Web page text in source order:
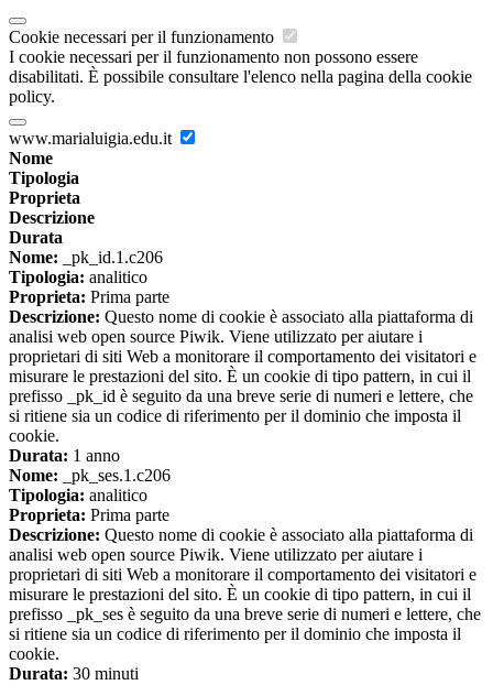
Cookie necessari per il funzionamento
I cookie necessari per il funzionamento non possono essere
disabilitati. È possibile consultare l'elenco nella pagina della cookie
policy.
www.marialuigia.edu.it
Nome
Tipologia
Proprieta
Descrizione
Durata
Nome: _pk_id.1.c206
Tipologia: analitico
Proprieta: Prima parte
Descrizione: Questo nome di cookie è associato alla piattaforma di
analisi web open source Piwik. Viene utilizzato per aiutare i
proprietari di siti Web a monitorare il comportamento dei visitatori e
misurare le prestazioni del sito. È un cookie di tipo pattern, in cui il
prefisso _pk_id è seguito da una breve serie di numeri e lettere, che
si ritiene sia un codice di riferimento per il dominio che imposta il
cookie.
Durata: 1 anno
Nome: _pk_ses.1.c206
Tipologia: analitico
Proprieta: Prima parte
Descrizione: Questo nome di cookie è associato alla piattaforma di
analisi web open source Piwik. Viene utilizzato per aiutare i
proprietari di siti Web a monitorare il comportamento dei visitatori e
misurare le prestazioni del sito. È un cookie di tipo pattern, in cui il
prefisso _pk_ses è seguito da una breve serie di numeri e lettere, che
si ritiene sia un codice di riferimento per il dominio che imposta il
cookie.
Durata: 30 minuti